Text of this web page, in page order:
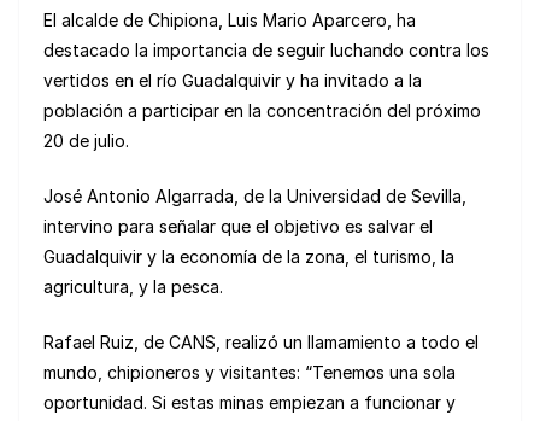
El alcalde de Chipiona, Luis Mario Aparcero, ha
destacado la importancia de seguir luchando contra los
vertidos en el río Guadalquivir y ha invitado a la
población a participar en la concentración del próximo
20 de julio.
José Antonio Algarrada, de la Universidad de Sevilla,
intervino para señalar que el objetivo es salvar el
Guadalquivir y la economía de la zona, el turismo, la
agricultura, y la pesca.
Rafael Ruiz, de CANS, realizó un llamamiento a todo el
mundo, chipioneros y visitantes: “Tenemos una sola
oportunidad. Si estas minas empiezan a funcionar y